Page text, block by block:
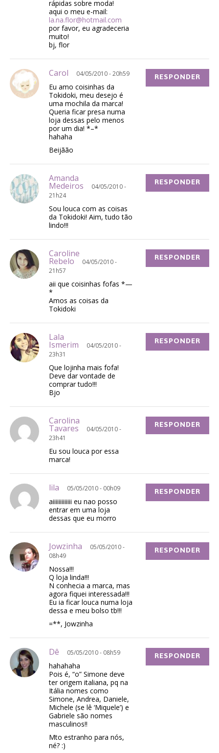
rápidas sobre moda!
aqui o meu e-mail:
la.na.flor@hotmail.com
por favor, eu agradeceria
muito!
bj, flor
Carol 04/05/2010 - 20h59
Eu amo coisinhas da
Tokidoki, meu desejo é
uma mochila da marca!
Queria ficar presa numa
loja dessas pelo menos
por um dia! *–*
hahaha
Beijãão
RESPONDER
Amanda
Medeiros
04/05/2010 -
21h24
Sou louca com as coisas
da Tokidoki! Aim, tudo tão
lindo!!!
RESPONDER
Caroline
Rebelo
04/05/2010 -
21h57
aii que coisinhas fofas *—
*
Amos as coisas da
Tokidoki
RESPONDER
Lala
Ismerim
04/05/2010 -
23h31
Que lojinha mais fofa!
Deve dar vontade de
comprar tudo!!!
Bjo
RESPONDER
Carolina
Tavares
04/05/2010 -
23h41
Eu sou louca por essa
marca!
RESPONDER
lila 05/05/2010 - 00h09
aiiiiiiiiiiiii eu nao posso
entrar em uma loja
dessas que eu morro
RESPONDER
Jowzinha
05/05/2010 -
08h49
Nossa!!!
Q loja linda!!!
N conhecia a marca, mas
agora fiquei interessada!!!
Eu ia ficar louca numa loja
dessa e meu bolso tb!!!
=**, Jowzinha
RESPONDER
Dê 05/05/2010 - 08h59
hahahaha
Pois é, “o” Simone deve
ter origem italiana, pq na
Itália nomes como
Simone, Andrea, Daniele,
Michele (se lê ‘Miquele’) e
Gabriele são nomes
masculinos!!
Mto estranho para nós,
né? :)
RESPONDER